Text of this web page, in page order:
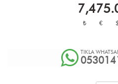
₺ € $
TIKLA